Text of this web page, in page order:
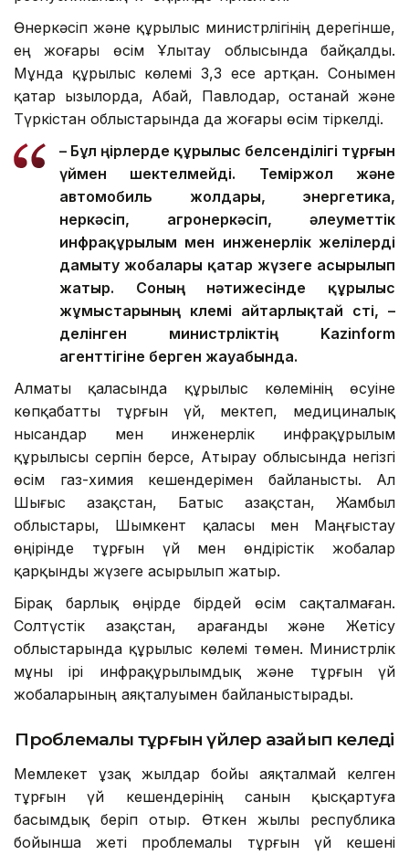
Өнеркәсіп және құрылыс министрлігінің дерегінше,
ең жоғары өсім Ұлытау облысында байқалды.
Мұнда құрылыс көлемі 3,3 есе артқан. Сонымен
қатар Қызылорда, Абай, Павлодар, Қостанай және
Түркістан облыстарында да жоғары өсім тіркелді.
– Бұл өңірлерде құрылыс белсенділігі тұрғын
үймен шектелмейді. Теміржол және
автомобиль жолдары, энергетика,
өнеркәсіп, агроөнеркәсіп, әлеуметтік
инфрақұрылым мен инженерлік желілерді
дамыту жобалары қатар жүзеге асырылып
жатыр. Соның нәтижесінде құрылыс
жұмыстарының көлемі айтарлықтай өсті, –
делінген министрліктің Kazinform
агенттігіне берген жауабында.
Алматы қаласында құрылыс көлемінің өсуіне
көпқабатты тұрғын үй, мектеп, медициналық
нысандар мен инженерлік инфрақұрылым
құрылысы серпін берсе, Атырау облысында негізгі
өсім газ-химия кешендерімен байланысты. Ал
Шығыс Қазақстан, Батыс Қазақстан, Жамбыл
облыстары, Шымкент қаласы мен Маңғыстау
өңірінде тұрғын үй мен өндірістік жобалар
қарқынды жүзеге асырылып жатыр.
Бірақ барлық өңірде бірдей өсім сақталмаған.
Солтүстік Қазақстан, Қарағанды және Жетісу
облыстарында құрылыс көлемі төмен. Министрлік
мұны ірі инфрақұрылымдық және тұрғын үй
жобаларының аяқталуымен байланыстырады.
Проблемалы тұрғын үйлер азайып келеді
Мемлекет ұзақ жылдар бойы аяқталмай келген
тұрғын үй кешендерінің санын қысқартуға
басымдық беріп отыр. Өткен жылы республика
бойынша жеті проблемалы тұрғын үй кешені